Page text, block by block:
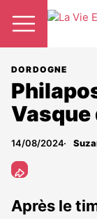
DORDOGNE
Vasque
14/08/2024
Après le